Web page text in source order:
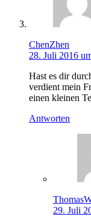
ChenZhen
28. Juli 2016
Hast es dir
verdient mein
einen kleinen
Antworten
29. Juli